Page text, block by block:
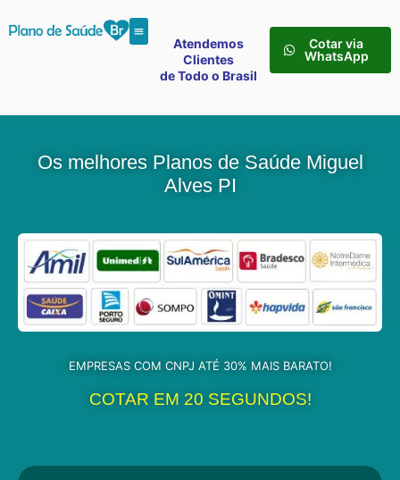
Atendemos
Clientes
de Todo o Brasil
Cotar via
WhatsApp
Os melhores Planos de Saúde Miguel
Alves PI
EMPRESAS COM CNPJ ATÉ 30% MAIS BARATO!
COTAR EM 20 SEGUNDOS!